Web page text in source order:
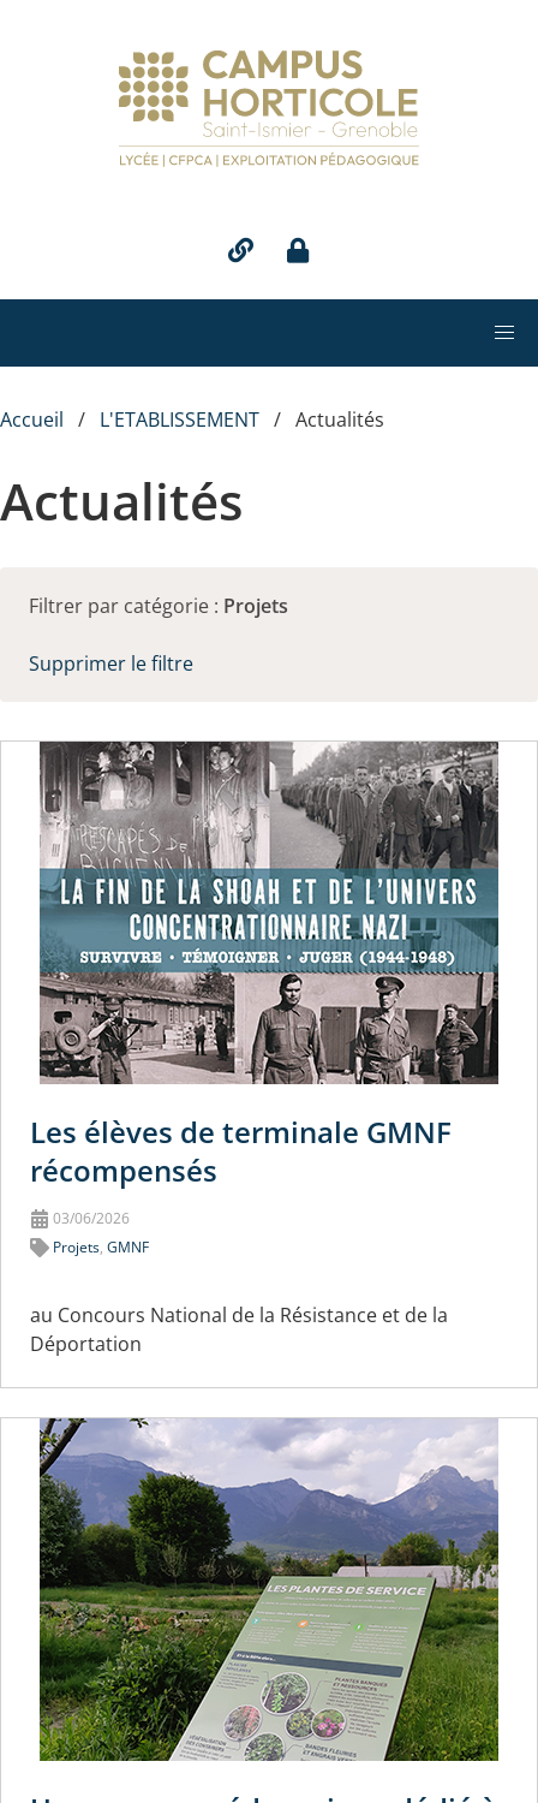
Accueil L'ETABLISSEMENT Actualités
Actualités
Filtrer par catégorie : Projets
Supprimer le filtre
Les élèves de terminale GMNF
récompensés
03/06/2026
Projets,GMNF
au Concours National de la Résistance et de la
Déportation